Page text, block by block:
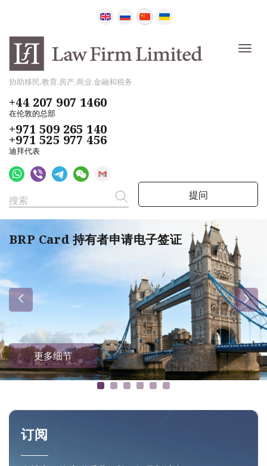
协助移民,教育,房产,商业,金融和税务
+44 207 907 1460
在伦敦的总部
+971 509 265 140
+971 525 977 456
迪拜代表
提问
BRP Card 持有者申请电子签证
更多细节
订阅